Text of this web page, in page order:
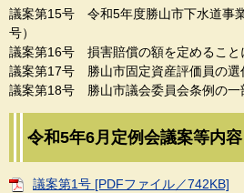
議案第15号 令和5年度勝山市下水道事
号）
議案第16号 損害賠償の額を定めること
議案第17号 勝山市固定資産評価員の選
議案第18号 勝山市議会委員会条例の一
令和5年6月定例会議案等内容
議案第1号 [PDFファイル／742KB]